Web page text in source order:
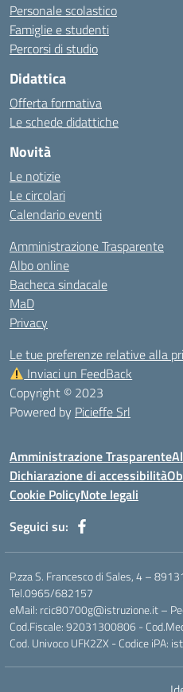
Personale scolastico
Famiglie e studenti
Percorsi di studio
Didattica
Offerta formativa
Le schede didattiche
Novità
Le notizie
Le circolari
Calendario eventi
Amministrazione Trasparente
Albo online
Bacheca sindacale
MaD
Privacy
Le tue preferenze relative alla
Inviaci un FeedBack
Copyright © 2023
Powered by Picieffe Srl
Amministrazione Trasparente
Dichiarazione di accessibilità
Cookie PolicyNote legali
Seguici su:
P.zza S. Francesco di Sales, 4 –
Tel.0965/682157
eMail: rcic80700g@istruzione.it –
Cod.Fiscale: 92031300806 -
Cod. Univoco UFK2ZX - Codice iPA: